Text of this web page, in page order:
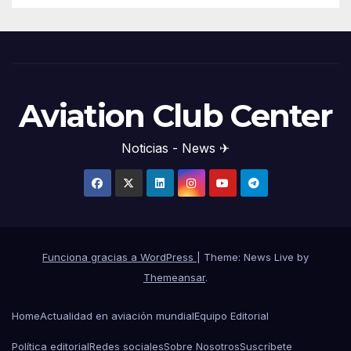
Aviation Club Center
Noticias - News ✈
Funciona gracias a WordPress
Theme: News Live by
Themeansar.
HomeActualidad en aviación mundialEquipo Editorial
Política editorialRedes socialesSobre NosotrosSuscríbete